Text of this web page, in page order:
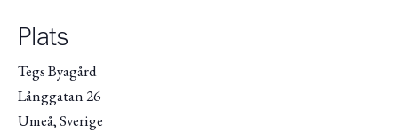
Plats
Tegs Byagård
Långgatan 26
Umeå,Sverige